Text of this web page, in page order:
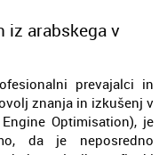
iz arabskega v
prevajalci in
znanja in izkušenj v
Optimisation), je
da je neposredno